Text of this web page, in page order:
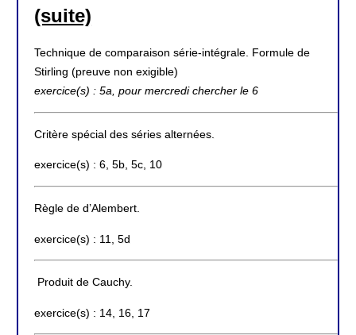
(suite)
Technique de comparaison série-intégrale. Formule de
Stirling (preuve non exigible)
exercice(s) : 5a, pour mercredi chercher le 6
Critère spécial des séries alternées.
exercice(s) : 6, 5b, 5c, 10
Règle de d’Alembert.
exercice(s) : 11, 5d
Produit de Cauchy.
exercice(s) : 14, 16, 17